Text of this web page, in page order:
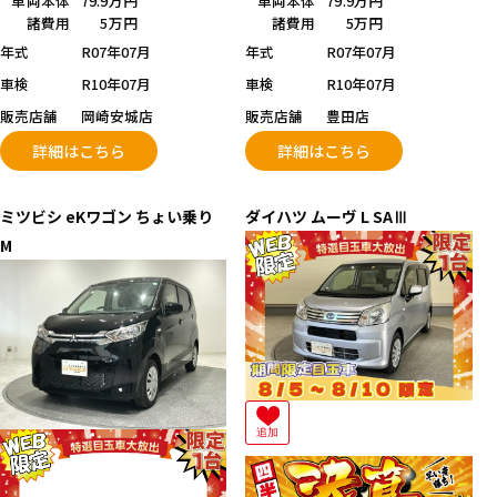
諸費用
5万円
年式
R07年07月
車検
R10年07月
販売店舗
岡崎安城店
詳細はこちら
諸費用
5万円
年式
R07年07月
車検
R10年07月
販売店舗
豊田店
詳細はこちら
ミツビシ eKワゴン ちょい乗り
M
ダイハツ ムーヴ L SAⅢ
追加